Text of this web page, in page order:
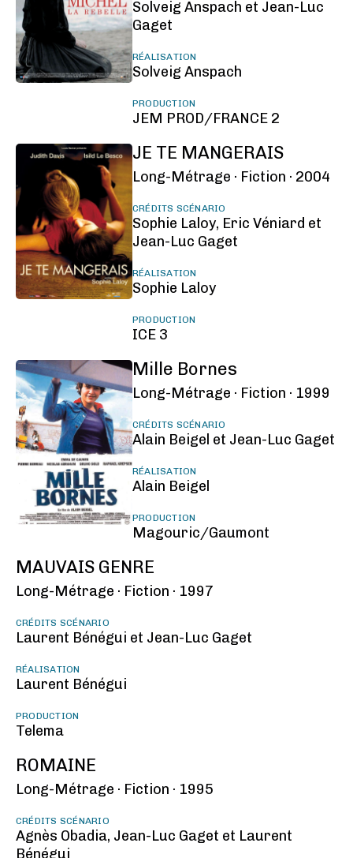
Solveig Anspach et Jean-Luc
Gaget
RÉALISATION
Solveig Anspach
PRODUCTION
JEM PROD/FRANCE 2
JE TE MANGERAIS
Long-Métrage · Fiction · 2004
CRÉDITS SCÉNARIO
Sophie Laloy, Eric Véniard et
Jean-Luc Gaget
RÉALISATION
Sophie Laloy
PRODUCTION
ICE 3
Mille Bornes
Long-Métrage · Fiction · 1999
CRÉDITS SCÉNARIO
Alain Beigel et Jean-Luc Gaget
RÉALISATION
Alain Beigel
PRODUCTION
Magouric/Gaumont
MAUVAIS GENRE
Long-Métrage · Fiction · 1997
CRÉDITS SCÉNARIO
Laurent Bénégui et Jean-Luc Gaget
RÉALISATION
Laurent Bénégui
PRODUCTION
Telema
ROMAINE
Long-Métrage · Fiction · 1995
CRÉDITS SCÉNARIO
Agnès Obadia, Jean-Luc Gaget et Laurent
Bénégui